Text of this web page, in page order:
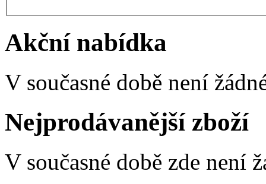
Akční nabídka
V současné době není
Nejprodávanější zboží
V současné době zde není